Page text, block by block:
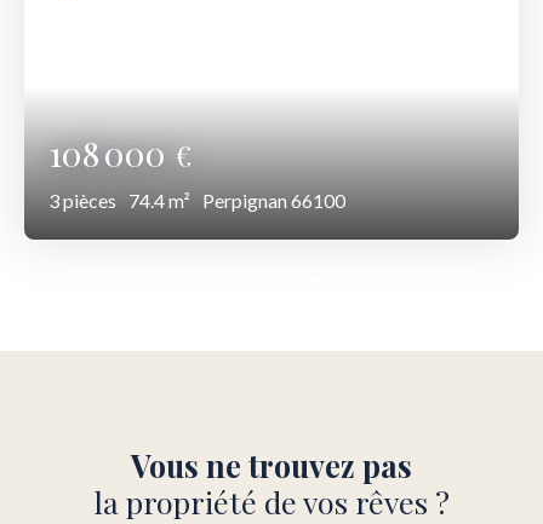
108 000€
3pièces 74.4m² Perpignan 66100
Vous ne trouvez pas
la propriété de vos rêves ?